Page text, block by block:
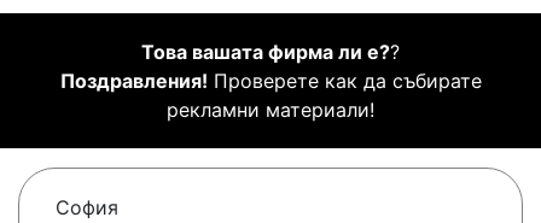
Това вашата фирма ли е??
Поздравления! Проверете как да събирате
рекламни материали!
София